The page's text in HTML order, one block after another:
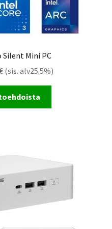
Silent Mini PC
(sis. alv25.5%)